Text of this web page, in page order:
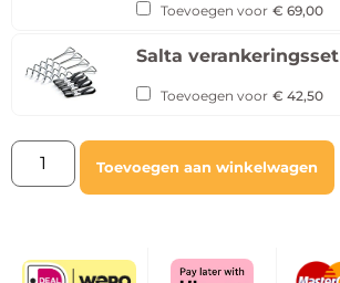
Toevoegen voor € 69,00
Salta verankeringsset
Toevoegen voor € 42,50
Toevoegen aan winkelwagen